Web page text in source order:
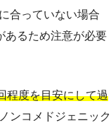
合っていない場合
あるため注意が必要
程度を目安にして過
ンコメドジェニック